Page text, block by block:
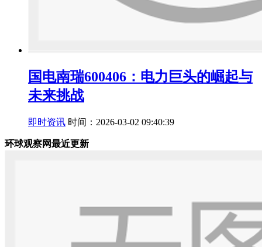
国电南瑞600406：电力巨头的崛起与
未来挑战
即时资讯 时间：2026-03-02 09:40:39
环球观察网最近更新